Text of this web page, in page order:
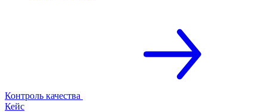
Контроль качества
Кейс